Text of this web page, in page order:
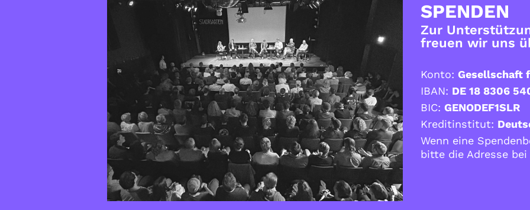
SPENDEN
Zur
freuen wir uns
Konto: Gesellschaft
IBAN: DE 18 8306
BIC: GENODEF1SLR
Kreditinstitut:
Wenn eine
bitte die Adresse